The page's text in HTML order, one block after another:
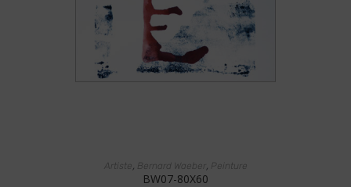
AJOUTER AU PANIER
Artiste, Bernard Waeber , Peinture
BW07-80X60